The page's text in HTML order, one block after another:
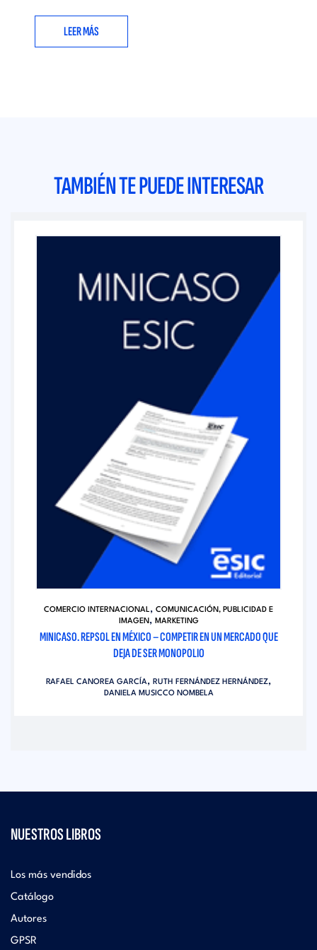
LEER MÁS
TAMBIÉN TE PUEDE INTERESAR
COMERCIO INTERNACIONAL, COMUNICACIÓN, PUBLICIDAD E
IMAGEN, MARKETING
MINICASO. REPSOL EN MÉXICO – COMPETIR EN UN MERCADO QUE
DEJA DE SER MONOPOLIO
RAFAEL CANOREA GARCÍA, RUTH FERNÁNDEZ HERNÁNDEZ,
DANIELA MUSICCO NOMBELA
NUESTROS LIBROS
Los más vendidos
Catálogo
Autores
GPSR